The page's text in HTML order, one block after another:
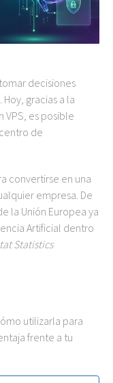
decisiones
gracias a la
VPS, es posible
de
convertirse en una
empresa. De
la Unión Europea ya
Artificial dentro
Statistics
utilizarla para
frente a tu